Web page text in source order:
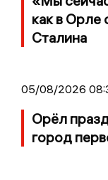
как в
Сталина
05/08/2026
Орёл
город